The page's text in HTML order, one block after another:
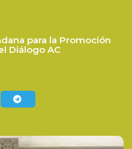
para la Promoción
Diálogo AC